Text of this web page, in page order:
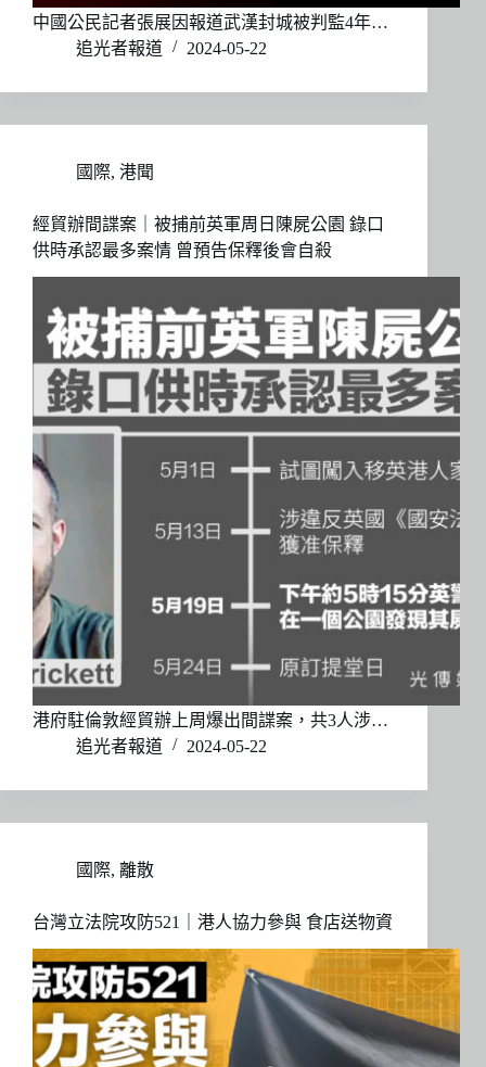
中國公民記者張展因報道武漢封城被判監4年…
追光者報道
2024-05-22
國際, 港聞
經貿辦間諜案｜被捕前英軍周日陳屍公園 錄口
供時承認最多案情 曾預告保釋後會自殺
港府駐倫敦經貿辦上周爆出間諜案，共3人涉…
追光者報道
2024-05-22
國際, 離散
台灣立法院攻防521｜港人協力參與 食店送物資